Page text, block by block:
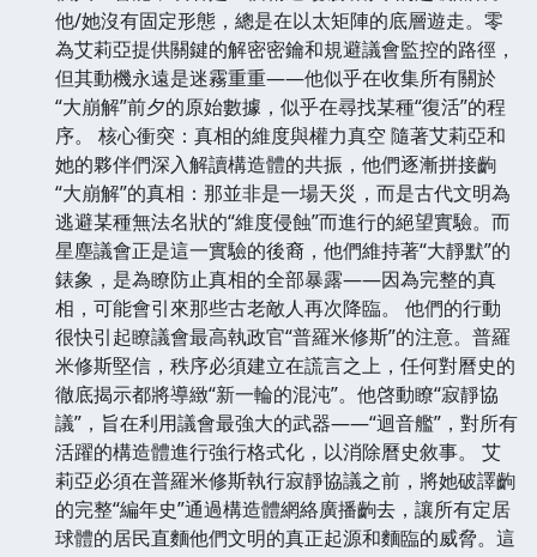
他/她沒有固定形態，總是在以太矩陣的底層遊走。零
為艾莉亞提供關鍵的解密密鑰和規避議會監控的路徑，
但其動機永遠是迷霧重重——他似乎在收集所有關於
“大崩解”前夕的原始數據，似乎在尋找某種“復活”的程
序。 核心衝突：真相的維度與權力真空 隨著艾莉亞和
她的夥伴們深入解讀構造體的共振，他們逐漸拼接齣
“大崩解”的真相：那並非是一場天災，而是古代文明為
逃避某種無法名狀的“維度侵蝕”而進行的絕望實驗。而
星塵議會正是這一實驗的後裔，他們維持著“大靜默”的
錶象，是為瞭防止真相的全部暴露——因為完整的真
相，可能會引來那些古老敵人再次降臨。 他們的行動
很快引起瞭議會最高執政官“普羅米修斯”的注意。普羅
米修斯堅信，秩序必須建立在謊言之上，任何對曆史的
徹底揭示都將導緻“新一輪的混沌”。他啓動瞭“寂靜協
議”，旨在利用議會最強大的武器——“迴音艦”，對所有
活躍的構造體進行強行格式化，以消除曆史敘事。 艾
莉亞必須在普羅米修斯執行寂靜協議之前，將她破譯齣
的完整“編年史”通過構造體網絡廣播齣去，讓所有定居
球體的居民直麵他們文明的真正起源和麵臨的威脅。這